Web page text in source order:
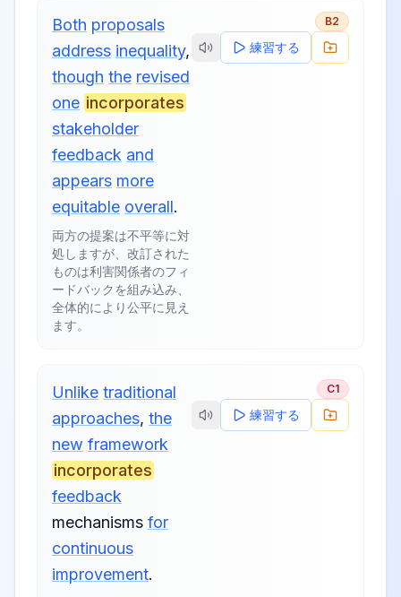
Both proposals
address inequality,
though the revised
one incorporates
stakeholder
feedback and
appears more
equitable overall.
両方の提案は不平等に対
処しますが、改訂された
ものは利害関係者のフィ
ードバックを組み込み、
全体的により公平に見え
ます。
B2
練習する
Unlike traditional
approaches, the
new framework
incorporates
feedback
mechanisms for
continuous
improvement.
C1
練習する